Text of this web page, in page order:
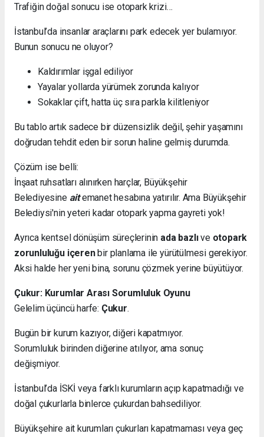
Trafiğin doğal sonucu ise otopark krizi…
İstanbul’da insanlar araçlarını park edecek yer bulamıyor.
Bunun sonucu ne oluyor?
Kaldırımlar işgal ediliyor
Yayalar yollarda yürümek zorunda kalıyor
Sokaklar çift, hatta üç sıra parkla kilitleniyor
Bu tablo artık sadece bir düzensizlik değil, şehir yaşamını
doğrudan tehdit eden bir sorun haline gelmiş durumda.
Çözüm ise belli:
İnşaat ruhsatları alınırken harçlar, Büyükşehir
Belediyesine aitemanet hesabına yatırılır. Ama Büyükşehir
Belediysi'nin yeteri kadar otopark yapma gayreti yok!
Ayrıca kentsel dönüşüm süreçlerinin ada bazlıve otopark
zorunluluğu içerenbir planlama ile yürütülmesi gerekiyor.
Aksi halde her yeni bina, sorunu çözmek yerine büyütüyor.
Çukur: Kurumlar Arası Sorumluluk Oyunu
Gelelim üçüncü harfe: Çukur.
Bugün bir kurum kazıyor, diğeri kapatmıyor.
Sorumluluk birinden diğerine atılıyor, ama sonuç
değişmiyor.
İstanbul’da İSKİ veya farklı kurumların açıp kapatmadığı ve
doğal çukurlarla binlerce çukurdan bahsediliyor.
Büyükşehire ait kurumları çukurları kapatmaması veya geç